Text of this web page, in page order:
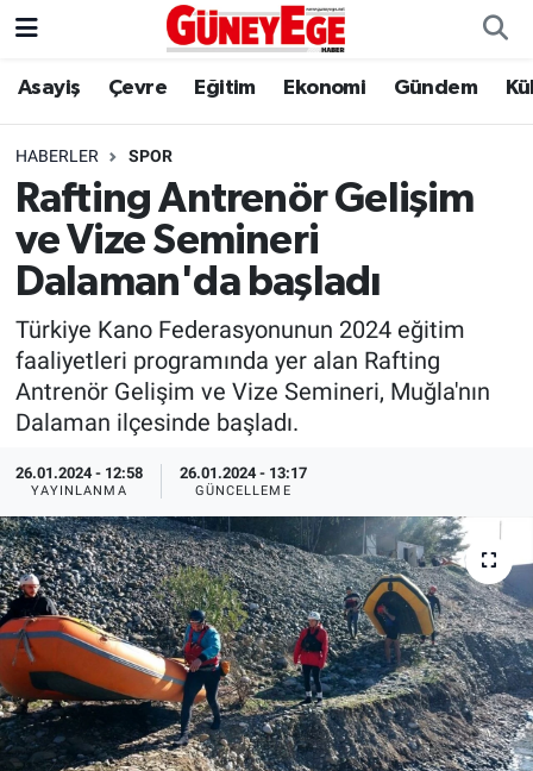
Asayiş Çevre Eğitim Ekonomi Gündem
HABERLER SPOR
Rafting Antrenör Gelişim
ve Vize Semineri
Dalaman'da başladı
Türkiye Kano Federasyonunun 2024 eğitim
faaliyetleri programında yer alan Rafting
Antrenör Gelişim ve Vize Semineri, Muğla'nın
Dalaman ilçesinde başladı.
26.01.2024 - 12:58
YAYINLANMA
26.01.2024 - 13:17
GÜNCELLEME
Asayiş
Çevre
Eğitim
Ekonomi
Gündem
Kültür Sanat
Politika
Sağlık
Spor
Yaşam
Tarım
İstanbul Hava Durumu
İstanbul Trafik Yoğunluk Haritası
Süper Lig Puan Durumu ve Fikstür
Tüm Manşetler
Son Dakika Haberleri
Haber Arşivi